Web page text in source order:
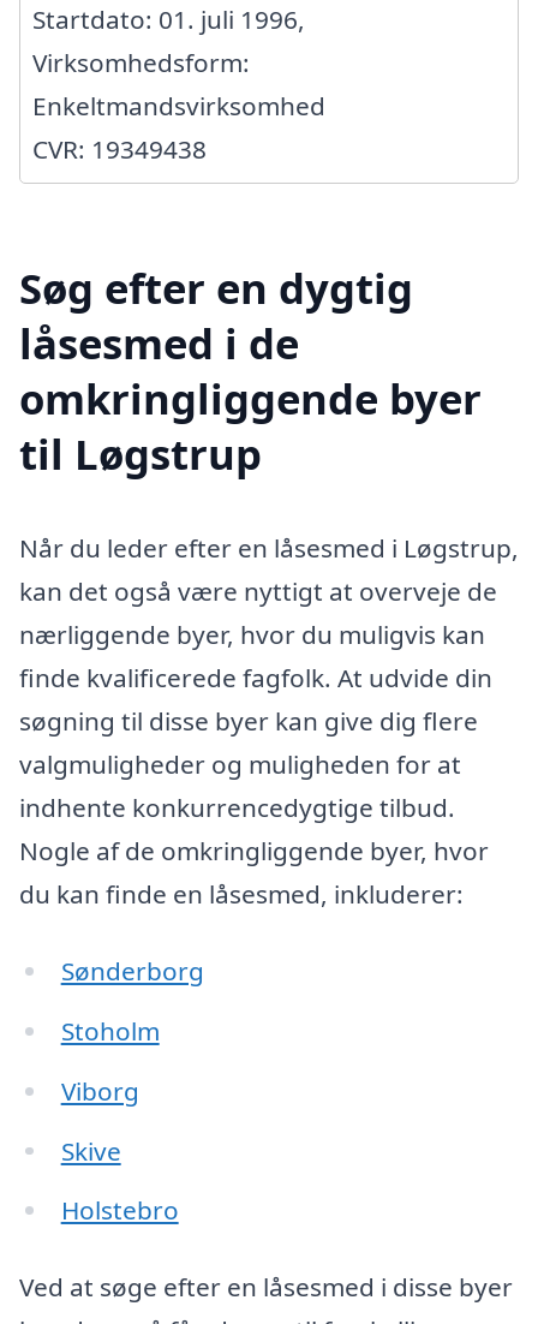
Startdato: 01. juli 1996,
Virksomhedsform:
Enkeltmandsvirksomhed
CVR: 19349438
Søg efter en dygtig
låsesmed i de
omkringliggende byer
til Løgstrup
Når du leder efter en låsesmed i Løgstrup,
kan det også være nyttigt at overveje de
nærliggende byer, hvor du muligvis kan
finde kvalificerede fagfolk. At udvide din
søgning til disse byer kan give dig flere
valgmuligheder og muligheden for at
indhente konkurrencedygtige tilbud.
Nogle af de omkringliggende byer, hvor
du kan finde en låsesmed, inkluderer:
Sønderborg
Stoholm
Viborg
Skive
Holstebro
Ved at søge efter en låsesmed i disse byer